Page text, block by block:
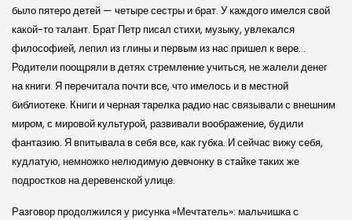
было пятеро детей — четыре сестры и брат. У каждого имелся свой
какой-то талант. Брат Петр писал стихи, музыку, увлекался
философией, лепил из глины и первым из нас пришел к вере…
Родители поощряли в детях стрем­ление учиться, не жалели денег
на книги. Я перечитала почти все, что имелось и в местной
библиотеке. Книги и черная тарелка радио нас связывали с внешним
миром, с мировой культурой, развивали воображение, будили
фантазию. Я впитывала в себя все, как губка. И сейчас вижу себя,
кудлатую, немножко нелюдимую девчонку в стайке таких же
подростков на деревенской улице.
Разговор продолжился у рисунка «Мечтатель»: мальчишка с